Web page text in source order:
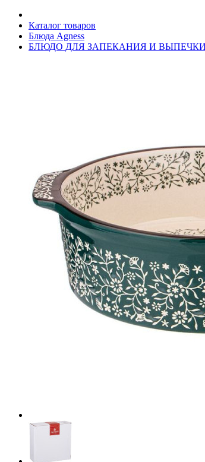
Каталог товаров
Блюда Agness
БЛЮДО ДЛЯ ЗАПЕКАНИЯ И ВЫПЕЧКИ